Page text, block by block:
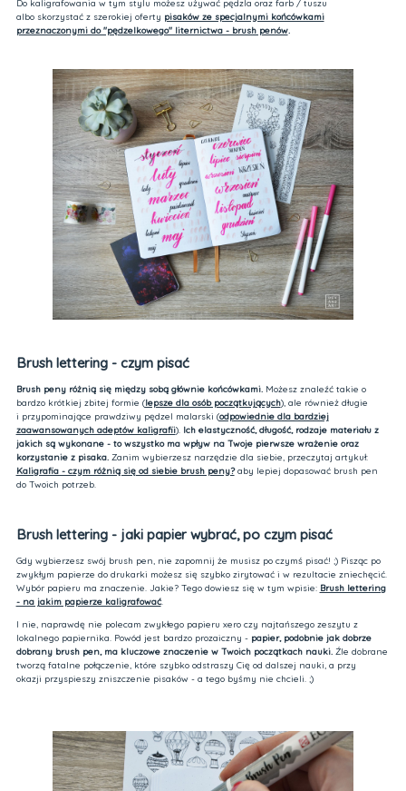
Do kaligrafowania w tym stylu możesz używać pędzla oraz farb / tuszu
albo skorzystać z szerokiej oferty pisaków ze specjalnymi końcówkami
przeznaczonymi do "pędzelkowego" liternictwa - brush penów.
Brush lettering - czym pisać
Brush peny różnią się między sobą głównie końcówkami.Możesz znaleźć takie o
bardzo krótkiej zbitej formie (lepsze dla osób początkujących), ale również długie
i przypominające prawdziwy pędzel malarski (odpowiednie dla bardziej
zaawansowanych adeptów kaligrafii).Ich elastyczność, długość, rodzaje materiału z
jakich są wykonane - to wszystko ma wpływ na Twoje pierwsze wrażenie oraz
korzystanie z pisaka.Zanim wybierzesz narzędzie dla siebie, przeczytaj artykuł:
Kaligrafia - czym różnią się od siebie brush peny?aby lepiej dopasować brush pen
do Twoich potrzeb.
Brush lettering - jaki papier wybrać, po czym pisać
Gdy wybierzesz swój brush pen, nie zapomnij że musisz po czymś pisać! ;) Pisząc po
zwykłym papierze do drukarki możesz się szybko zirytować i w rezultacie zniechęcić.
Wybór papieru ma znaczenie. Jakie? Tego dowiesz się w tym wpisie: Brush lettering
- na jakim papierze kaligrafować.
I nie, naprawdę nie polecam zwykłego papieru xero czy najtańszego zeszytu z
lokalnego papiernika. Powód jest bardzo prozaiczny - papier, podobnie jak dobrze
dobrany brush pen, ma kluczowe znaczenie w Twoich początkach nauki. Źle dobrane
tworzą fatalne połączenie, które szybko odstraszy Cię od dalszej nauki, a przy
okazji przyspieszy zniszczenie pisaków - a tego byśmy nie chcieli. ;)